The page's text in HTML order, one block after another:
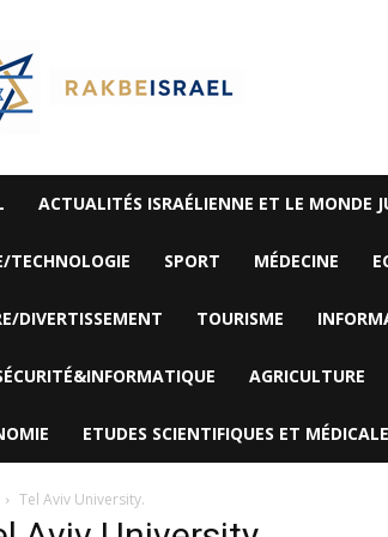
ACTUALITÉS ISRAÉLIENNE ET LE MONDE
TECHNOLOGIE SPORT MÉDECINE
DIVERTISSEMENT TOURISME
AGRICULTURE
ETUDES SCIENTIFIQUES ET
Tel Aviv University.